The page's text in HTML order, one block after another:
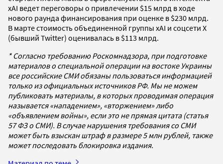
xAI ведет переговоры о привлечении $15 млрд в ходе
нового раунда финансирования при оценке в $230 млрд.
В марте стоимость объединенной группы xAI и соцсети X
(бывший Twitter) оценивалась в $113 млрд.
* Согласно требованию Роскомнадзора, при подготовке
материалов о специальной операции на востоке Украины
все российские СМИ обязаны пользоваться информацией
только из официальных источников РФ. Мы не можем
публиковать материалы, в которых проводимая операция
называется «нападением», «вторжением» либо
«объявлением войны», если это не прямая цитата (статья
57 ФЗ о СМИ). В случае нарушения требования со СМИ
может быть взыскан штраф в размере 5 млн рублей, также
может последовать блокировка издания.